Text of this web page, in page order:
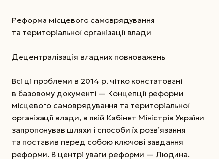
Реформа місцевого самоврядування
та територіальної організації влади
Децентралізація владних повноважень
Всі ці проблеми в 2014 р. чітко констатовані
в базовому документі — Концепції реформи
місцевого самоврядування та територіальної
організації влади, в якій Кабінет Міністрів України
запропонував шляхи і способи їх розв’язання
та поставив перед собою ключові завдання
реформи. В центрі уваги реформи — Людина.